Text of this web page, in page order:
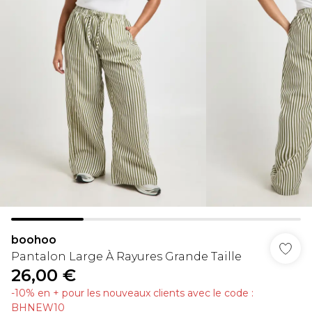
boohoo
Pantalon Large À Rayures Grande Taille
26,00 €
-10% en + pour les nouveaux clients avec le code :
BHNEW10